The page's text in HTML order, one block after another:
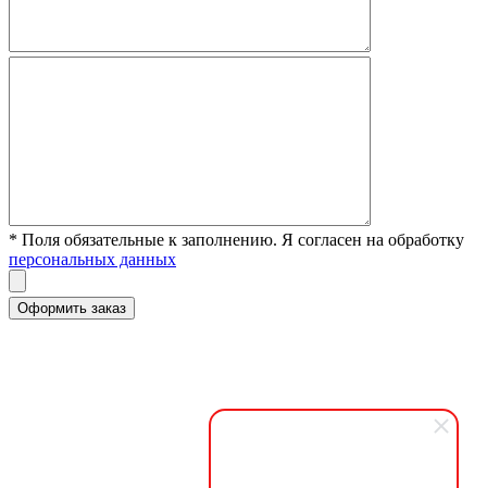
* Поля обязательные к заполнению. Я согласен на обработку
персональных данных